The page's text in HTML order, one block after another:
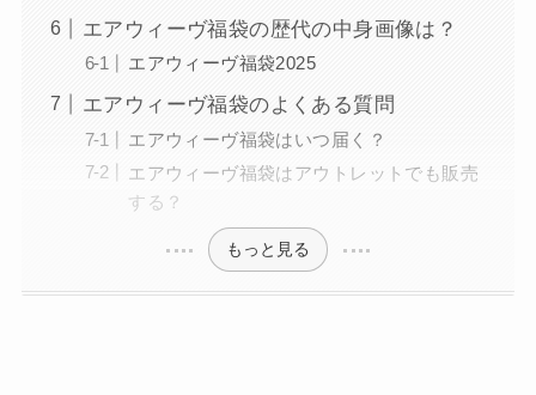
エアウィーヴ福袋の歴代の中身画像は？
エアウィーヴ福袋2025
エアウィーヴ福袋のよくある質問
エアウィーヴ福袋はいつ届く？
エアウィーヴ福袋はアウトレットでも販売
する？
もっと見る